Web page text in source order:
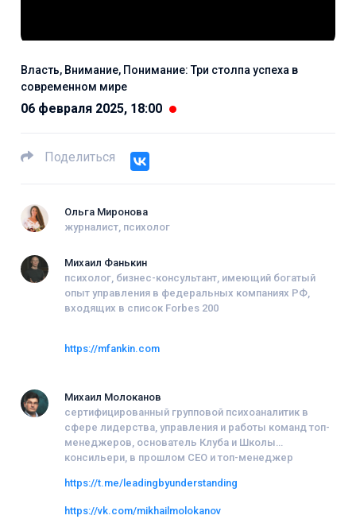
Власть, Внимание, Понимание: Три столпа успеха в
современном мире
06 февраля 2025, 18:00
Поделиться
Ольга Миронова
журналист, психолог
Михаил Фанькин
психолог, бизнес-консультант, имеющий богатый
опыт управления в федеральных компаниях РФ,
входящих в список Forbes 200
https://mfankin.com
Михаил Молоканов
сертифицированный групповой психоаналитик в
сфере лидерства, управления и работы команд топ-
менеджеров, основатель Клуба и Школы
консильери, в прошлом СЕО и топ-менеджер
https://t.me/leadingbyunderstanding
https://vk.com/mikhailmolokanov